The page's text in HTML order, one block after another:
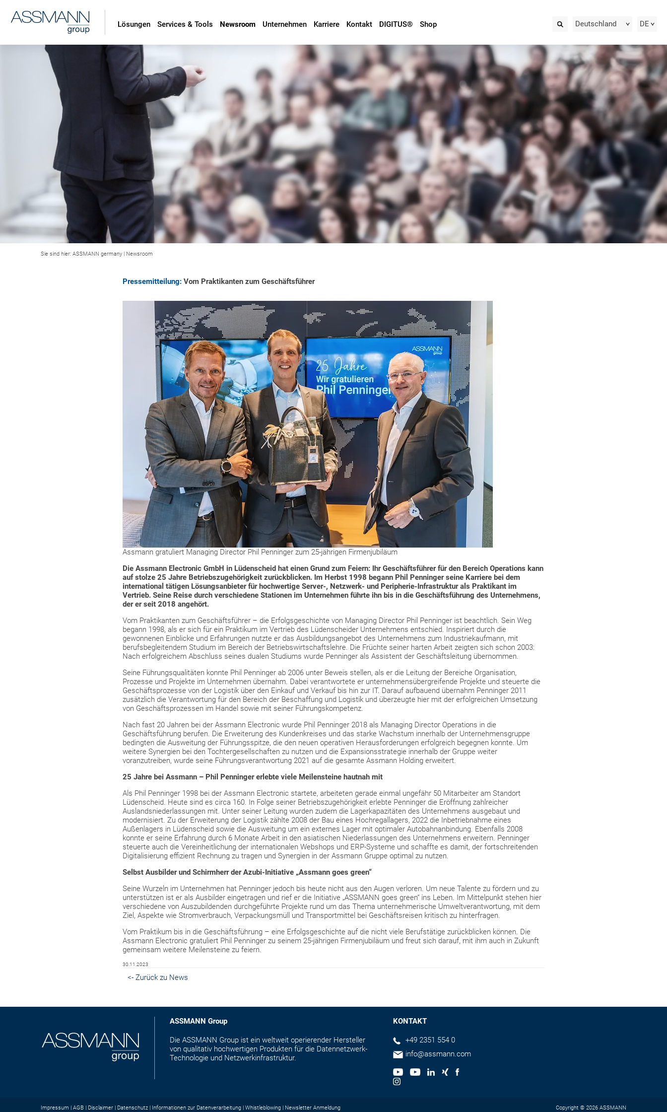
Deutschland DE
Lösungen Services & Tools Newsroom Unternehmen Karriere Kontakt DIGITUS® Shop
Sie sind hier: ASSMANN germany | Newsroom
Pressemitteilung: Vom Praktikanten zum Geschäftsführer
Assmann gratuliert Managing Director Phil Penninger zum 25-jährigen Firmenjubiläum
Die Assmann Electronic GmbH in Lüdenscheid hat einen Grund zum Feiern: Ihr Geschäftsführer für den Bereich Operations kann
auf stolze 25 Jahre Betriebszugehörigkeit zurückblicken. Im Herbst 1998 begann Phil Penninger seine Karriere bei dem
international tätigen Lösungsanbieter für hochwertige Server-, Netzwerk- und Peripherie-Infrastruktur als Praktikant im
Vertrieb. Seine Reise durch verschiedene Stationen im Unternehmen führte ihn bis in die Geschäftsführung des Unternehmens,
der er seit 2018 angehört.
Vom Praktikanten zum Geschäftsführer – die Erfolgsgeschichte von Managing Director Phil Penninger ist beachtlich. Sein Weg
begann 1998, als er sich für ein Praktikum im Vertrieb des Lüdenscheider Unternehmens entschied. Inspiriert durch die
gewonnenen Einblicke und Erfahrungen nutzte er das Ausbildungsangebot des Unternehmens zum Industriekaufmann, mit
berufsbegleitendem Studium im Bereich der Betriebswirtschaftslehre. Die Früchte seiner harten Arbeit zeigten sich schon 2003:
Nach erfolgreichem Abschluss seines dualen Studiums wurde Penninger als Assistent der Geschäftsleitung übernommen.
Seine Führungsqualitäten konnte Phil Penninger ab 2006 unter Beweis stellen, als er die Leitung der Bereiche Organisation,
Prozesse und Projekte im Unternehmen übernahm. Dabei verantwortete er unternehmensübergreifende Projekte und steuerte die
Geschäftsprozesse von der Logistik über den Einkauf und Verkauf bis hin zur IT. Darauf aufbauend übernahm Penninger 2011
zusätzlich die Verantwortung für den Bereich der Beschaffung und Logistik und überzeugte hier mit der erfolgreichen Umsetzung
von Geschäftsprozessen im Handel sowie mit seiner Führungskompetenz.
Nach fast 20 Jahren bei der Assmann Electronic wurde Phil Penninger 2018 als Managing Director Operations in die
Geschäftsführung berufen. Die Erweiterung des Kundenkreises und das starke Wachstum innerhalb der Unternehmensgruppe
bedingten die Ausweitung der Führungsspitze, die den neuen operativen Herausforderungen erfolgreich begegnen konnte. Um
weitere Synergien bei den Tochtergesellschaften zu nutzen und die Expansionsstrategie innerhalb der Gruppe weiter
voranzutreiben, wurde seine Führungsverantwortung 2021 auf die gesamte Assmann Holding erweitert.
25 Jahre bei Assmann – Phil Penninger erlebte viele Meilensteine hautnah mit
Als Phil Penninger 1998 bei der Assmann Electronic startete, arbeiteten gerade einmal ungefähr 50 Mitarbeiter am Standort
Lüdenscheid. Heute sind es circa 160. In Folge seiner Betriebszugehörigkeit erlebte Penninger die Eröffnung zahlreicher
Auslandsniederlassungen mit. Unter seiner Leitung wurden zudem die Lagerkapazitäten des Unternehmens ausgebaut und
modernisiert. Zu der Erweiterung der Logistik zählte 2008 der Bau eines Hochregallagers, 2022 die Inbetriebnahme eines
Außenlagers in Lüdenscheid sowie die Ausweitung um ein externes Lager mit optimaler Autobahnanbindung. Ebenfalls 2008
konnte er seine Erfahrung durch 6 Monate Arbeit in den asiatischen Niederlassungen des Unternehmens erweitern. Penninger
steuerte auch die Vereinheitlichung der internationalen Webshops und ERP-Systeme und schaffte es damit, der fortschreitenden
Digitalisierung effizient Rechnung zu tragen und Synergien in der Assmann Gruppe optimal zu nutzen.
Selbst Ausbilder und Schirmherr der Azubi-Initiative „Assmann goes green“
Seine Wurzeln im Unternehmen hat Penninger jedoch bis heute nicht aus den Augen verloren. Um neue Talente zu fördern und zu
unterstützen ist er als Ausbilder eingetragen und rief er die Initiative „ASSMANN goes green“ ins Leben. Im Mittelpunkt stehen hier
verschiedene von Auszubildenden durchgeführte Projekte rund um das Thema unternehmerische Umweltverantwortung, mit dem
Ziel, Aspekte wie Stromverbrauch, Verpackungsmüll und Transportmittel bei Geschäftsreisen kritisch zu hinterfragen.
Vom Praktikum bis in die Geschäftsführung – eine Erfolgsgeschichte auf die nicht viele Berufstätige zurückblicken können. Die
Assmann Electronic gratuliert Phil Penninger zu seinem 25-jährigen Firmenjubiläum und freut sich darauf, mit ihm auch in Zukunft
gemeinsam weitere Meilensteine zu feiern.
30.11.2023
<- Zurück zu News
ASSMANN Group
Die ASSMANN Group ist ein weltweit operierender Hersteller
von qualitativ hochwertigen Produkten für die Datennetzwerk-
Technologie und Netzwerkinfrastruktur.
KONTAKT
+49 2351 554 0
info@assmann.com
Impressum AGB Disclaimer Datenschutz Informationen zur Datenverarbeitung Whistleblowing Newsletter Anmeldung Copyright © 2026 ASSMANN